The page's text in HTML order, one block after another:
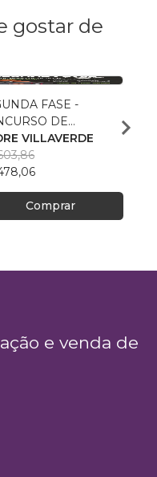
gostar de
FASE -
DE
VILLAVERDE
Comprar
do
e venda de